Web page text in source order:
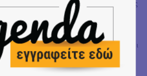
ενθουσιάστηκε κι αποθέωσε τους
σταθεί εμπόδιο στο να
νέοι καλλιτέχνες - γνωρίζοντας ότι
ιδιαίτερα δαπανηρές- και να
εποχή της όπερας όπως ήταν στην